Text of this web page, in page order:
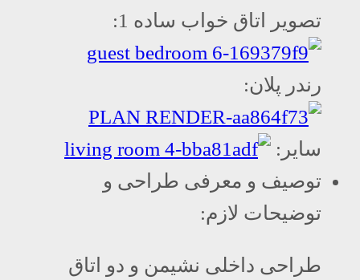
تصویر اتاق خواب ساده 1:
رندر پلان:
سایر:
توصیف و معرفی طراحی و
توضیحات لازم:
طراحی داخلی نشیمن و دو اتاق